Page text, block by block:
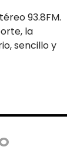
93.8FM.
la
sencillo y